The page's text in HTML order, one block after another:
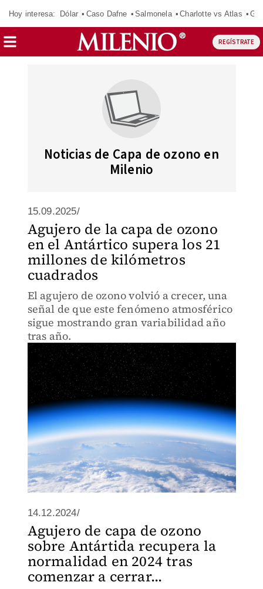
Hoy interesa: Dólar Caso Dafne Salmonela Charlotte vs Atlas
REGÍSTRATE
Noticias de Capa de ozono en
Milenio
15.09.2025/
Agujero de la capa de ozono
en el Antártico supera los 21
millones de kilómetros
cuadrados
El agujero de ozono volvió a crecer, una
señal de que este fenómeno atmosférico
sigue mostrando gran variabilidad año
tras año.
14.12.2024/
Agujero de capa de ozono
sobre Antártida recupera la
normalidad en 2024 tras
comenzar a cerrar...